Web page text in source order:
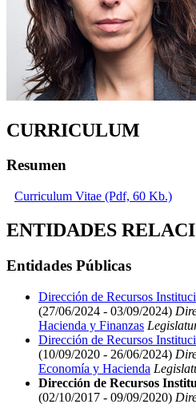
CURRICULUM
Resumen
Curriculum Vitae (Pdf, 60 Kb.)
ENTIDADES
Entidades Públicas
Dirección de Recursos
(27/06/2024 - 03/09/2024)
Hacienda y Finanzas
Dirección de Recursos
(10/09/2020 - 26/06/2024)
Economía y Hacienda
Dirección de Recursos
(02/10/2017 - 09/09/2020)